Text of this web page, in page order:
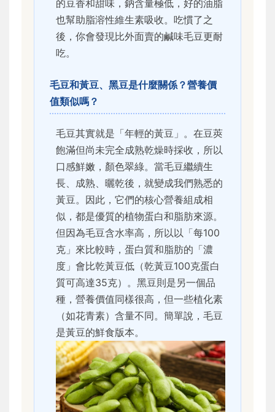
的豆香和甜味，鈉含量極低，好的油脂
也幫助脂溶性維生素吸收。吃慣了之
後，你會發現比外面賣的鹹味毛豆更耐
吃。
毛豆和黃豆、黑豆是什麼關係？營養價
值類似嗎？
毛豆其實就是「年輕的黃豆」。在豆莢
飽滿但尚未完全成熟乾燥時採收，所以
口感鮮嫩，顏色翠綠。當毛豆繼續生
長、成熟、曬乾後，就變成我們熟悉的
黃豆。因此，它們的核心營養組成相
似，都是優質的植物蛋白和脂肪來源。
但因為毛豆含水率高，所以以「每100
克」來比較時，蛋白質和脂肪的「濃
度」會比乾黃豆低（乾黃豆100克蛋白
質可高達35克）。黑豆則是另一個品
種，營養價值同樣很高，但一些植化素
（如花青素）含量不同。簡單說，毛豆
是黃豆的鮮食版本。